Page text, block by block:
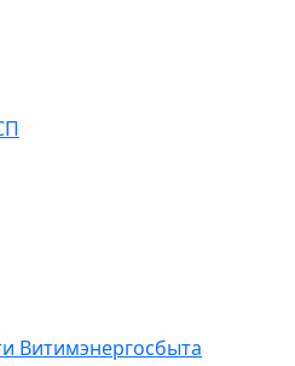
Витимэнергосбыта